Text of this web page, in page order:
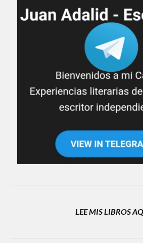
LEE MIS LIBROS